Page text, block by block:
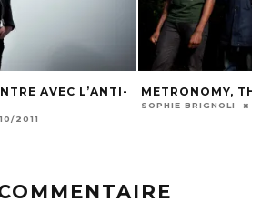
THE LOOK OF THE YEAR
11/10/2011